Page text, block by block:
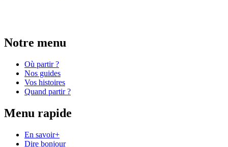
Notre menu
Où partir ?
Nos guides
Vos histoires
Quand partir ?
Menu rapide
En savoir+
Dire bonjour